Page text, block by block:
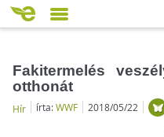
Fakitermelés
otthonát
Hír írta:WWF 2018/05/22